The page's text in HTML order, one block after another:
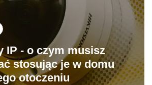
IP - o czym musisz
stosując je w domu
otoczeniu